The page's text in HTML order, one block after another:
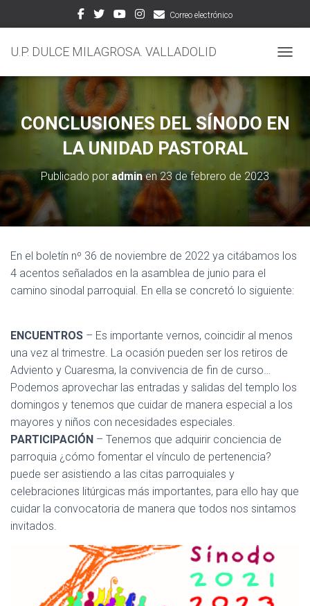
Correo electrónico
U.P. DULCE MILAGROSA. VALLADOLID
CONCLUSIONES DEL SÍNODO EN
LA UNIDAD PASTORAL
Publicado por adminen23 de febrero de 2023
En el boletín nº 36 de noviembre de 2022 ya citábamos los
4 acentos señalados en la asamblea de junio para el
camino sinodal parroquial. En ella se concretó lo siguiente:
ENCUENTROS – Es importante vernos, coincidir al menos
una vez al trimestre. La ocasión pueden ser los retiros de
Adviento y Cuaresma, la convivencia de fin de curso…
Podemos aprovechar las entradas y salidas del templo los
domingos y tenemos que cuidar de manera especial a los
mayores y niños con necesidades especiales.
PARTICIPACIÓN – Tenemos que adquirir conciencia de
parroquia ¿cómo fomentar el vínculo de pertenencia?
puede ser asistiendo a las citas parroquiales y
celebraciones litúrgicas más importantes, para ello hay que
cuidar la convocatoria de manera que todos nos sintamos
invitados.